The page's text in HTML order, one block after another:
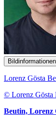
Bildinformationen
Lorenz Gösta
© Lorenz Gösta
Beutin, Lorenz